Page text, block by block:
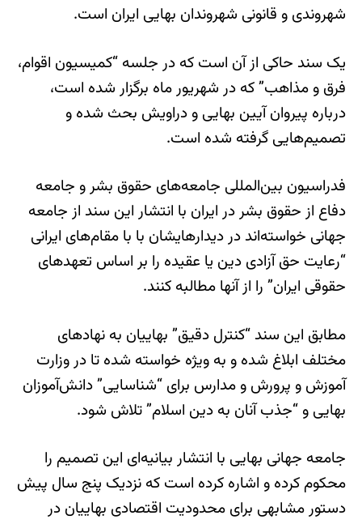
شهروندی و قانونی شهروندان بهایی ایران است.
یک سند حاکی از آن است که در جلسه “کمیسیون اقوام،
فرق و مذاهب” که در شهریور ماه برگزار شده است،
درباره پیروان آیین بهایی و دراویش بحث شده و
تصمیم‌هایی گرفته شده است.
فدراسیون بین‌المللی جامعه‌های حقوق بشر و جامعه‌
دفاع از حقوق بشر در ایران با انتشار این سند از جامعه
جهانی خواسته‌اند در دیدارهایشان با با مقام‌های ایرانی
“رعایت حق آزادی دین یا عقیده را بر اساس تعهد‌های
حقوقی ایران” را از آنها مطالبه کنند.
مطابق این سند “کنترل دقیق” بهاییان به نهادهای
مختلف ابلاغ شده و به ویژه خواسته شده تا در وزارت
آموزش و پرورش و مدارس برای “شناسایی” دانش‌آموزان
بهایی و “جذب آنان به دین اسلام” تلاش شود.
جامعه جهانی بهایی با انتشار بیانیه‌ای این تصمیم را
محکوم کرده و اشاره کرده است که نزدیک پنج سال پیش
دستور مشابهی برای محدودیت اقتصادی بهاییان در